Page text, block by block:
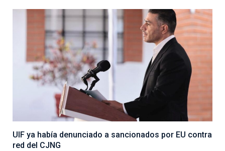
UIF ya había denunciado a sancionados por EU contra
red del CJNG